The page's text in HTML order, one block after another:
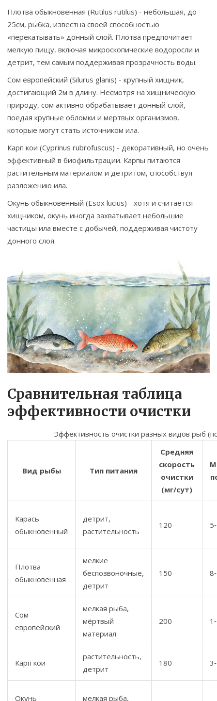
Плотва обыкновенная (Rutilus rutilus) - небольшая, до
25см, рыбка, известна своей способностью
«перекатывать» донный слой. Плотва предпочитает
мелкую пищу, включая микроскопические водоросли и
детрит, тем самым поддерживая прозрачность воды.
Сом европейский (Silurus glanis) - крупный хищник,
достигающий 2м в длину. Несмотря на хищническую
природу, сом активно обрабатывает донный слой,
поедая крупные обломки и мертвых организмов,
которые могут стать источником ила.
Карп кои (Cyprinus rubrofuscus) - декоративный, но очень
эффективный в биофильтрации. Карпы питаются
растительным материалом и детритом, способствуя
разложению ила.
Окунь обыкновенный (Esox lucius) - хотя и считается
хищником, окунь иногда захватывает небольшие
частицы ила вместе с добычей, поддерживая чистоту
донного слоя.
Сравнительная таблица
эффективности очистки
Эффективность очистки разных видов рыб
Вид рыбы Тип питания
Средняя
скорость
очистки
(мг/сут)
Карась
обыкновенный
детрит,
растительность
120
Плотва
обыкновенная
мелкие
беспозвоночные,
детрит
150
Сом
европейский
мелкая рыба,
мёртвый
материал
200
Карп кои
растительность,
детрит
180
Окунь мелкая рыба,